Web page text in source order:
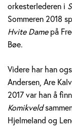
orkesterlederen i
Sommeren 2018
Hvite Damepå
Bøe.
Videre har han
Andersen, Are
2017 var han å
Komikveld
Hjelmeland og